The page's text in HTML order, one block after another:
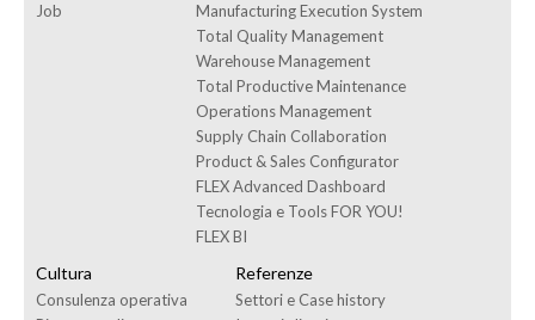
Job
Manufacturing Execution System
Total Quality Management
Warehouse Management
Total Productive Maintenance
Operations Management
Supply Chain Collaboration
Product & Sales Configurator
FLEX Advanced Dashboard
Tecnologia e Tools FOR YOU!
FLEX BI
Cultura
Consulenza operativa
Referenze
Settori e Case history